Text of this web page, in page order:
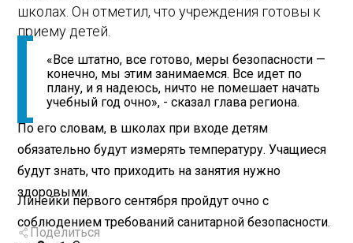
школах. Он отметил, что учреждения готовы к
приему детей.
«Все штатно, все готово, меры безопасности —
конечно, мы этим занимаемся. Все идет по
плану, и я надеюсь, ничто не помешает начать
учебный год очно», - сказал глава региона.
По его словам, в школах при входе детям
обязательно будут измерять температуру. Учащиеся
будут знать, что приходить на занятия нужно
здоровыми.
Линейки первого сентября пройдут очно с
соблюдением требований санитарной безопасности.
Поделиться